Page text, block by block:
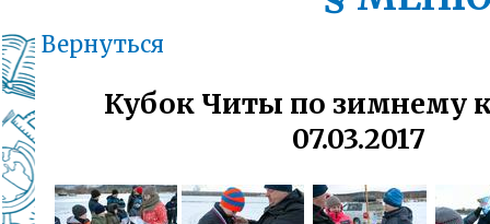
Вернуться
Кубок Читы по зимнему
07.03.2017